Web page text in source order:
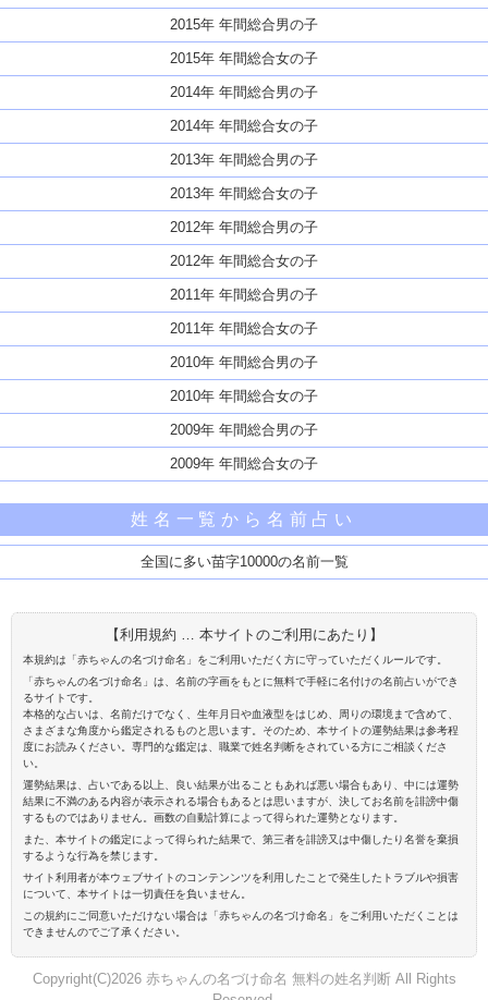
2015年 年間総合男の子
2015年 年間総合女の子
2014年 年間総合男の子
2014年 年間総合女の子
2013年 年間総合男の子
2013年 年間総合女の子
2012年 年間総合男の子
2012年 年間総合女の子
2011年 年間総合男の子
2011年 年間総合女の子
2010年 年間総合男の子
2010年 年間総合女の子
2009年 年間総合男の子
2009年 年間総合女の子
姓名一覧から名前占い
全国に多い苗字10000の名前一覧
【利用規約 … 本サイトのご利用にあたり】
本規約は「赤ちゃんの名づけ命名」をご利用いただく方に守っていただくルールです。
「赤ちゃんの名づけ命名」は、名前の字画をもとに無料で手軽に名付けの名前占いができ
るサイトです。
本格的な占いは、名前だけでなく、生年月日や血液型をはじめ、周りの環境まで含めて、
さまざまな角度から鑑定されるものと思います。そのため、本サイトの運勢結果は参考程
度にお読みください。専門的な鑑定は、職業で姓名判断をされている方にご相談くださ
い。
運勢結果は、占いである以上、良い結果が出ることもあれば悪い場合もあり、中には運勢
結果に不満のある内容が表示される場合もあるとは思いますが、決してお名前を誹謗中傷
するものではありません。画数の自動計算によって得られた運勢となります。
また、本サイトの鑑定によって得られた結果で、第三者を誹謗又は中傷したり名誉を棄損
するような行為を禁じます。
サイト利用者が本ウェブサイトのコンテンンツを利用したことで発生したトラブルや損害
について、本サイトは一切責任を負いません。
この規約にご同意いただけない場合は「赤ちゃんの名づけ命名」をご利用いただくことは
できませんのでご了承ください。
Copyright(C)2026 赤ちゃんの名づけ命名 無料の姓名判断 All Rights